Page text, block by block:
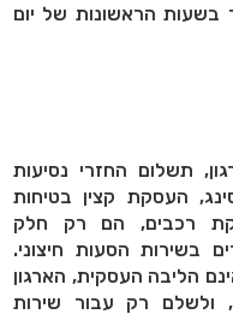
הראשונות של יום
תשלום החזרי נסיעות
העסקת קצין בטיחות
רכבים, הם רק חלק
בשירות הסעות חיצוני.
הליבה העסקית, הארגון
ולשלם רק עבור שירות